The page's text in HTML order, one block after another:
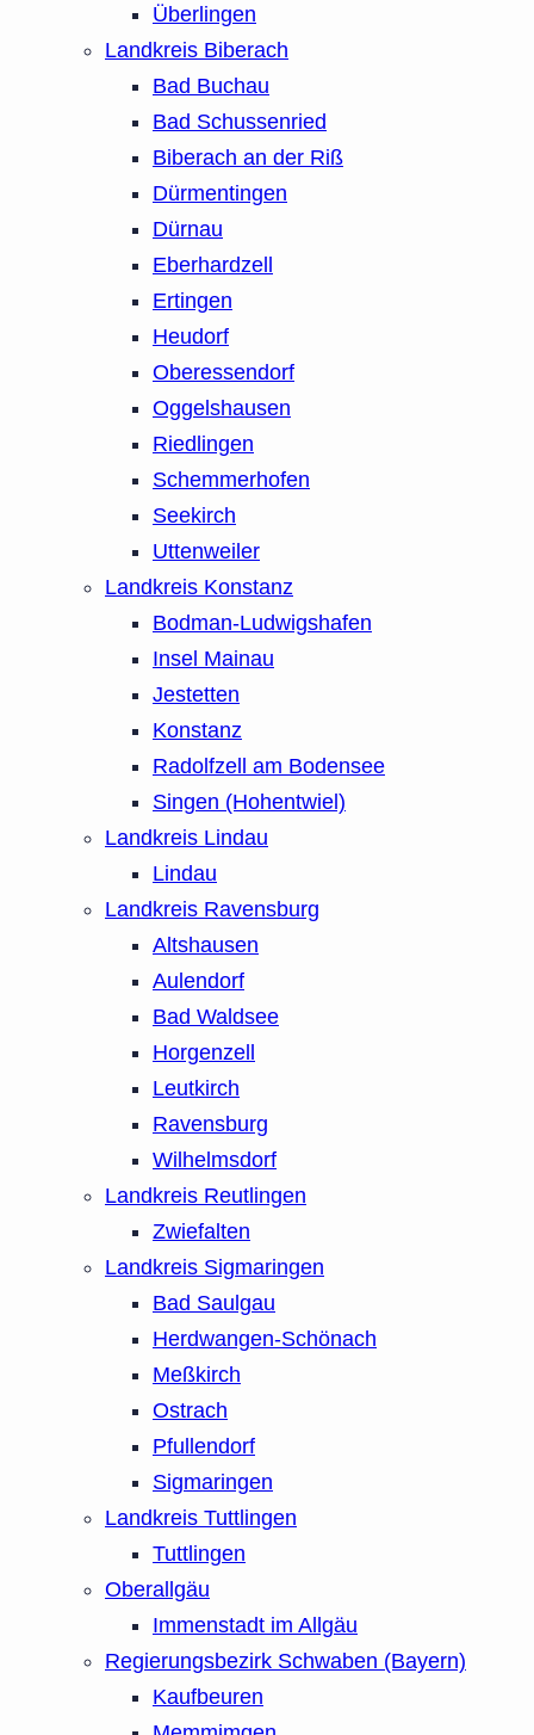
Überlingen
Landkreis Biberach
Bad Buchau
Bad Schussenried
Biberach an der Riß
Dürmentingen
Dürnau
Eberhardzell
Ertingen
Heudorf
Oberessendorf
Oggelshausen
Riedlingen
Schemmerhofen
Seekirch
Uttenweiler
Landkreis Konstanz
Bodman-Ludwigshafen
Insel Mainau
Jestetten
Konstanz
Radolfzell am Bodensee
Singen (Hohentwiel)
Landkreis Lindau
Lindau
Landkreis Ravensburg
Altshausen
Aulendorf
Bad Waldsee
Horgenzell
Leutkirch
Ravensburg
Wilhelmsdorf
Landkreis Reutlingen
Zwiefalten
Landkreis Sigmaringen
Bad Saulgau
Herdwangen-Schönach
Meßkirch
Ostrach
Pfullendorf
Sigmaringen
Landkreis Tuttlingen
Tuttlingen
Oberallgäu
Immenstadt im Allgäu
Regierungsbezirk Schwaben (Bayern)
Kaufbeuren